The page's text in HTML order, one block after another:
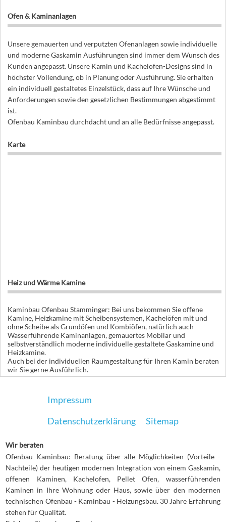
Ofen & Kaminanlagen
Unsere gemauerten und verputzten Ofenanlagen sowie individuelle
und moderne Gaskamin Ausführungen sind immer dem Wunsch des
Kunden angepasst. Unsere Kamin und Kachelofen-Designs sind in
höchster Vollendung, ob in Planung oder Ausführung. Sie erhalten
ein individuell gestaltetes Einzelstück, dass auf Ihre Wünsche und
Anforderungen sowie den gesetzlichen Bestimmungen abgestimmt
ist.
Ofenbau Kaminbau durchdacht und an alle Bedürfnisse angepasst.
Karte
Heiz und Wärme Kamine
Kaminbau Ofenbau Stamminger: Bei uns bekommen Sie offene
Kamine, Heizkamine mit Scheibensystemen, Kachelöfen mit und
ohne Scheibe als Grundöfen und Kombiöfen, natürlich auch
Wasserführende Kaminanlagen, gemauertes Mobilar und
selbstverständlich moderne individuelle gestaltete Gaskamine und
Heizkamine.
Auch bei der individuellen Raumgestaltung für Ihren Kamin beraten
wir Sie gerne Ausführlich.
Impressum
Datenschutzerklärung
Sitemap
Wir beraten
Ofenbau Kaminbau: Beratung über alle Möglichkeiten (Vorteile -
Nachteile) der heutigen modernen Integration von einem Gaskamin,
offenen Kaminen, Kachelofen, Pellet Ofen, wasserführenden
Kaminen in Ihre Wohnung oder Haus, sowie über den modernen
technischen Ofenbau - Kaminbau - Heizungsbau. 30 Jahre Erfahrung
stehen für Qualität.